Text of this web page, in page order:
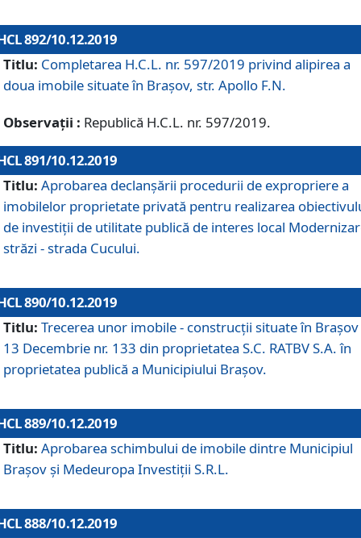
892/10.12.2019
Titlu: Completarea H.C.L. nr. 597/2019 privind alipirea a
doua imobile situate în Brașov, str. Apollo F.N.
Observații : Republică H.C.L. nr. 597/2019.
891/10.12.2019
Titlu: Aprobarea declanșării procedurii de expropriere a
imobilelor proprietate privată pentru realizarea
de investiții de utilitate publică de interes local
străzi - strada Cucului.
890/10.12.2019
Titlu: Trecerea unor imobile - construcții situate în Brașov
13 Decembrie nr. 133 din proprietatea S.C. RATBV S.A. în
proprietatea publică a Municipiului Brașov.
889/10.12.2019
Titlu: Aprobarea schimbului de imobile dintre Municipiul
Brașov și Medeuropa Investiții S.R.L.
888/10.12.2019